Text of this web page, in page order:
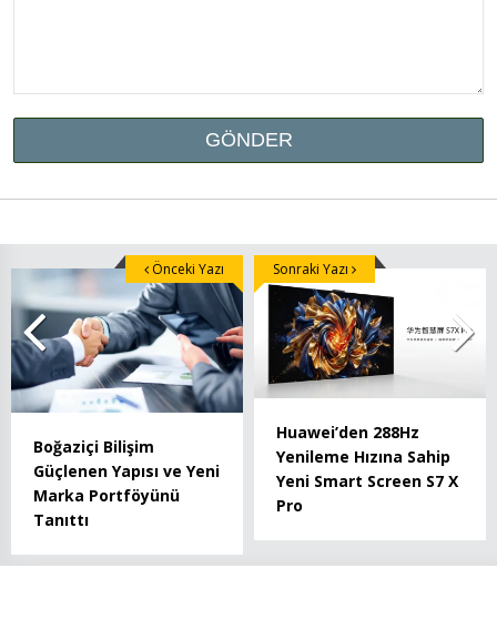
Boğaziçi Bilişim
Güçlenen Yapısı ve Yeni
Marka Portföyünü
Tanıttı
Önceki Yazı
Huawei’den 288Hz
Yenileme Hızına Sahip
Yeni Smart Screen S7 X
Pro
Sonraki Yazı